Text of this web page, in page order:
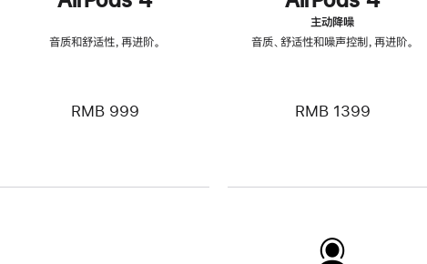
音质和舒适性，再进阶。
RMB 999
主动降噪
音质、舒适性和噪声控制，再进阶。
RMB 1399